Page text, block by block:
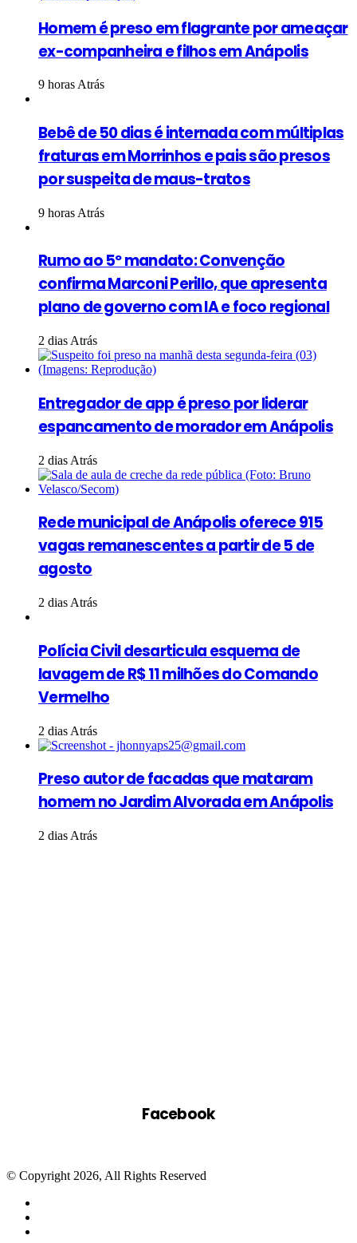
Homem é preso em flagrante por ameaçar
ex-companheira e filhos em Anápolis
9 horas Atrás
Bebê de 50 dias é internada com múltiplas
fraturas em Morrinhos e pais são presos
por suspeita de maus-tratos
9 horas Atrás
Rumo ao 5º mandato: Convenção
confirma Marconi Perillo, que apresenta
plano de governo com IA e foco regional
2 dias Atrás
Entregador de app é preso por liderar
espancamento de morador em Anápolis
2 dias Atrás
Rede municipal de Anápolis oferece 915
vagas remanescentes a partir de 5 de
agosto
2 dias Atrás
Polícia Civil desarticula esquema de
lavagem de R$ 11 milhões do Comando
Vermelho
2 dias Atrás
Preso autor de facadas que mataram
homem no Jardim Alvorada em Anápolis
2 dias Atrás
Facebook
© Copyright 2026, All Rights Reserved